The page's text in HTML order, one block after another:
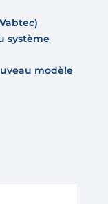
système
modèle